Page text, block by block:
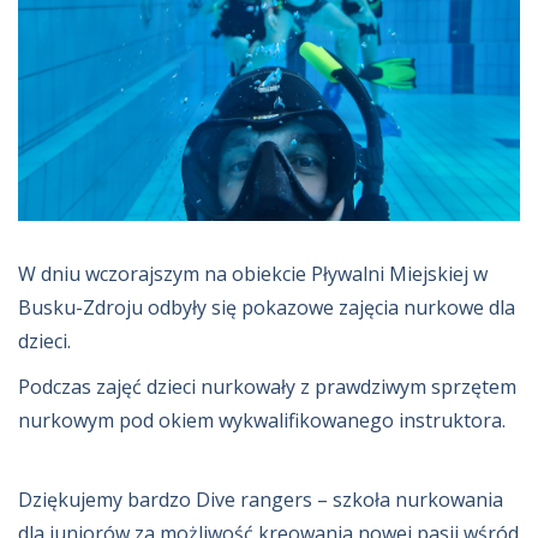
W dniu wczorajszym na obiekcie Pływalni Miejskiej w
Busku-Zdroju odbyły się pokazowe zajęcia nurkowe dla
dzieci.
Podczas zajęć dzieci nurkowały z prawdziwym sprzętem
nurkowym pod okiem wykwalifikowanego instruktora.
Dziękujemy bardzo Dive rangers – szkoła nurkowania
dla juniorów za możliwość kreowania nowej pasji wśród